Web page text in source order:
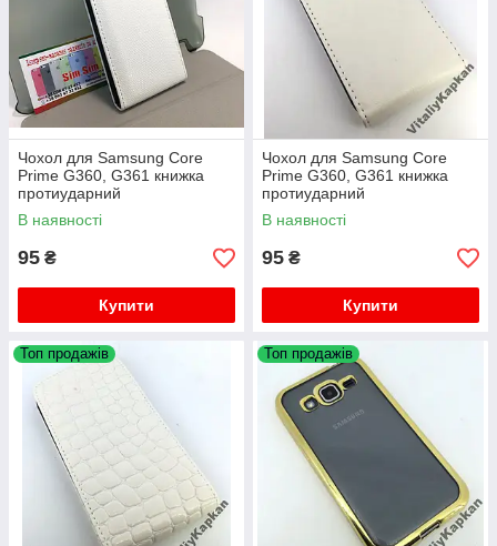
Чохол для Samsung Core
Prime G360, G361 книжка
протиударний
В наявності
95 ₴
Купити
Чохол для Samsung Core
Prime G360, G361 книжка
протиударний
В наявності
95 ₴
Купити
Топ продажів Топ продажів